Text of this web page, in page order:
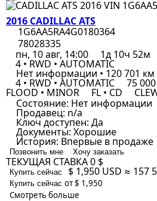
2016 CADILLAC ATS
1G6AA5RA4G0180364
78028335
пн, 10 авг, 14:00
1д 10ч 52м
4 • RWD • AUTOMATIC
Нет информации • 120 701 км
4 • RWD • AUTOMATIC 75
FLOOD • MINOR FL • CD
Состояние: Нет информации
Продавец: n/a
Ключ доступен: Да
Документы: Хорошие
История: Впервые в продаже
Позвонить мне Хочу заказать
ТЕКУЩАЯ СТАВКА0 $
Купить сейчас $ 1,950 USD ≈ 157
Купить сейчас от $ 1,950
Смотреть больше